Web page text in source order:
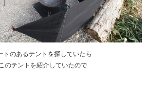
トのあるテントを探していたら
のテントを紹介していたので